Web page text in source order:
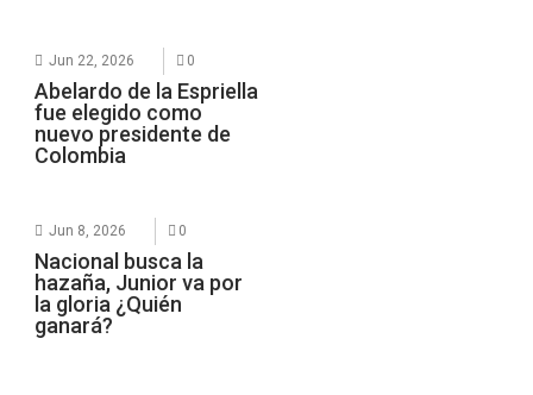
Jun 22, 2026 0
Abelardo de la Espriella
fue elegido como
nuevo presidente de
Colombia
Jun 8, 2026 0
Nacional busca la
hazaña, Junior va por
la gloria ¿Quién
ganará?